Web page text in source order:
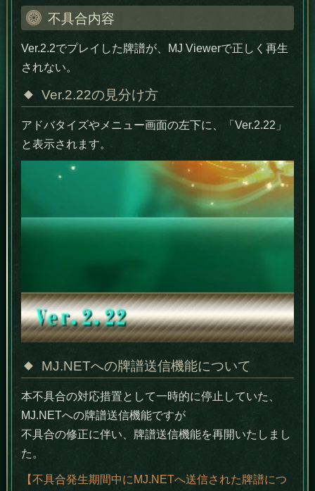
不具合内容
Ver.2.2でプレイした牌譜が、MJ Viewerで正しく再生
されない。
Ver.2.22の見分け方
アドバタイズやメニュー画面の左下に、「Ver.2.22」
と表示されます。
MJ.NETへの牌譜送信機能について
本不具合の対応措置として一時的に停止していた、
MJ.NETへの牌譜送信機能ですが
不具合の修正に伴い、牌譜送信機能を再開いたしまし
た。
【不具合発生期間中にMJ.NETへ送信された牌譜につ